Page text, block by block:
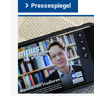
Pressespiegel